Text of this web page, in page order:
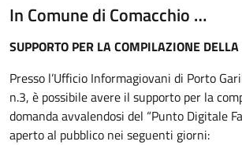
In Comune di Comacchio …
SUPPORTO PER LA COMPILAZIONE
Presso l’Ufficio Informagiovani di Porto
n.3, è possibile avere il supporto per la
domanda avvalendosi del “Punto Digitale
aperto al pubblico nei seguenti giorni: